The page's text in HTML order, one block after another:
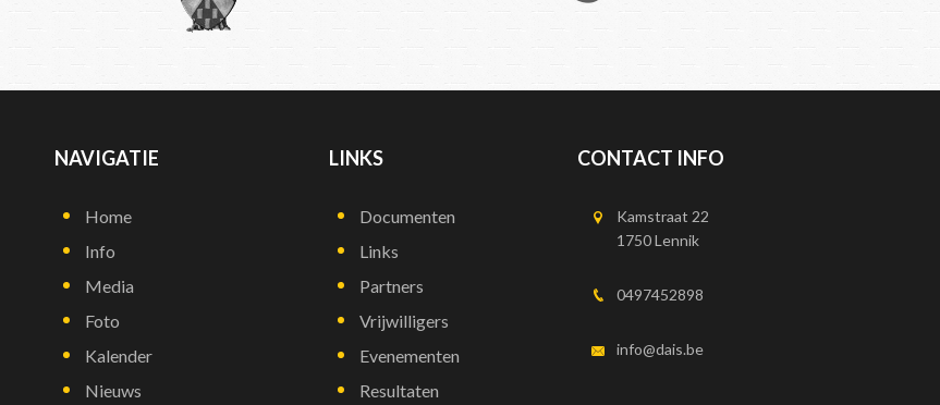
NAVIGATIE
Home
Info
Media
Foto
Kalender
Nieuws
LINKS
Documenten
Links
Partners
Vrijwilligers
Evenementen
Resultaten
CONTACT INFO
Kamstraat 22
1750 Lennik
0497452898
info@dais.be